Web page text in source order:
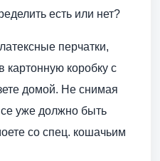
есть или нет?
перчатки,
картонную коробку с
домой. Не снимая
уже должно быть
со спец. кошачьим